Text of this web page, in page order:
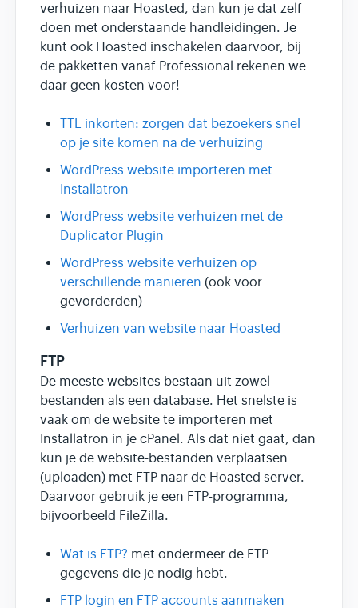
verhuizen naar Hoasted, dan kun je dat zelf
doen met onderstaande handleidingen. Je
kunt ook Hoasted inschakelen daarvoor, bij
de pakketten vanaf Professional rekenen we
daar geen kosten voor!
TTL inkorten: zorgen dat bezoekers snel
op je site komen na de verhuizing
WordPress website importeren met
Installatron
WordPress website verhuizen met de
Duplicator Plugin
WordPress website verhuizen op
verschillende manieren (ook voor
gevorderden)
Verhuizen van website naar Hoasted
FTP
De meeste websites bestaan uit zowel
bestanden als een database. Het snelste is
vaak om de website te importeren met
Installatron in je cPanel. Als dat niet gaat, dan
kun je de website-bestanden verplaatsen
(uploaden) met FTP naar de Hoasted server.
Daarvoor gebruik je een FTP-programma,
bijvoorbeeld FileZilla.
Wat is FTP? met ondermeer de FTP
gegevens die je nodig hebt.
FTP login en FTP accounts aanmaken